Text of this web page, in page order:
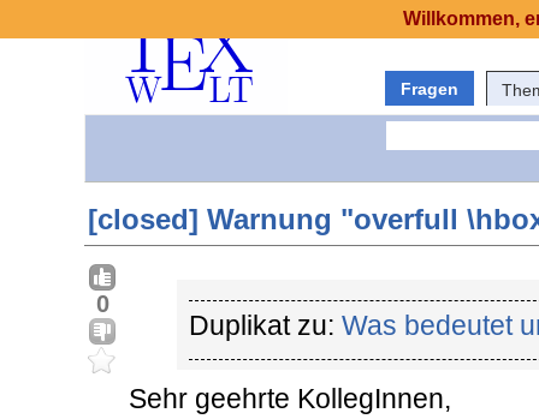
Fragen
[closed] Warnung "overfull
0
Duplikat zu: Was bedeutet
Sehr geehrte KollegInnen,
Willkommen,